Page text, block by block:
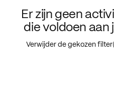
Er zijn geen
die voldoen aan
Verwijder de gekozen